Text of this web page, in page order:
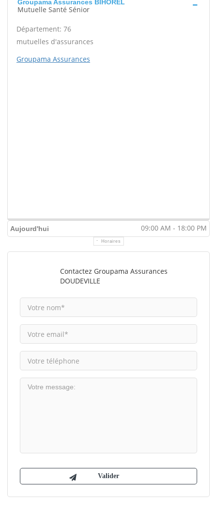
Groupama Assurances BIHOREL
Mutuelle Santé Sénior
Département: 76
mutuelles d'assurances
Groupama Assurances
Aujourd'hui 09:00 AM - 18:00 PM
Horaires
Contactez Groupama Assurances
DOUDEVILLE